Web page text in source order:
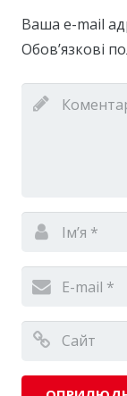
Ваша e-mail
Обов’язкові